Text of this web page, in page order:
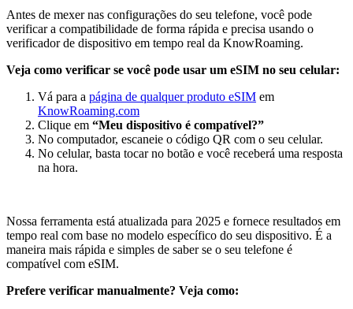
Antes de mexer nas configurações do seu telefone, você pode
verificar a compatibilidade de forma rápida e precisa usando o
verificador de dispositivo em tempo real da KnowRoaming.
Veja como verificar se você pode usar um eSIM no seu celular:
Vá para a página de qualquer produto eSIM em
KnowRoaming.com
Clique em “Meu dispositivo é compatível?”
No computador, escaneie o código QR com o seu celular.
No celular, basta tocar no botão e você receberá uma resposta
na hora.
Nossa ferramenta está atualizada para 2025 e fornece resultados em
tempo real com base no modelo específico do seu dispositivo. É a
maneira mais rápida e simples de saber se o seu telefone é
compatível com eSIM.
Prefere verificar manualmente? Veja como: